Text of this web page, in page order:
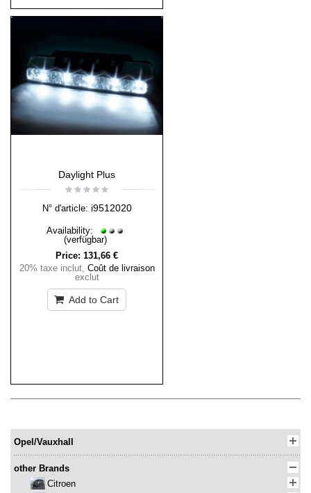
Daylight Plus
N° d'article: i9512020
Availability:
(verfügbar)
Price: 131,66 €
20% taxe inclut, Coût de livraison
exclut
Add to Cart
Opel/Vauxhall
other Brands
Citroen